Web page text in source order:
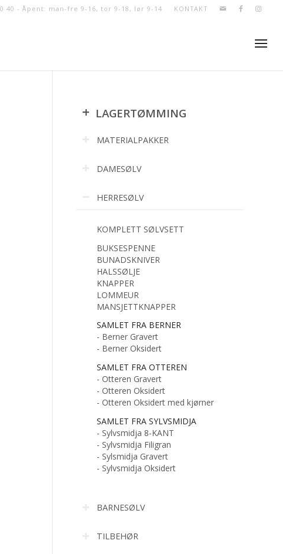
KONTAKT
40 - Åpent: man-fre 9-16, tor 9-18, lør 9-14
+ LAGERTØMMING
MATERIALPAKKER
DAMESØLV
HERRESØLV
KOMPLETT SØLVSETT
BUKSESPENNE
BUNADSKNIVER
HALSSØLJE
KNAPPER
LOMMEUR
MANSJETTKNAPPER
SAMLET FRA BERNER
- Berner Gravert
- Berner Oksidert
SAMLET FRA OTTEREN
- Otteren Gravert
- Otteren Oksidert
- Otteren Oksidert med kjørner
SAMLET FRA SYLVSMIDJA
- Sylvsmidja 8-KANT
- Sylvsmidja Filigran
- Sylsmidja Gravert
- Sylvsmidja Oksidert
BARNESØLV
TILBEHØR